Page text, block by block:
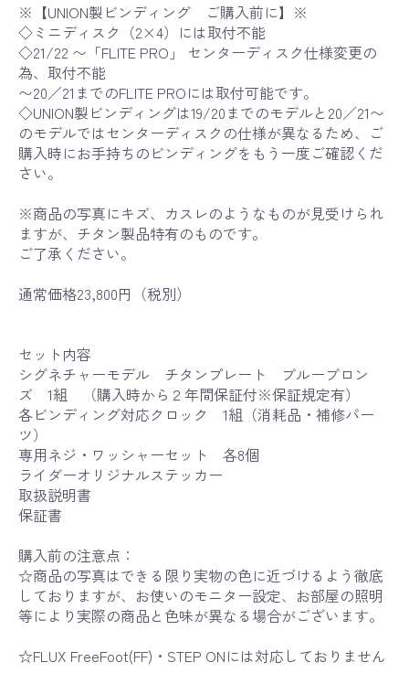
※【UNION製ビンディング ご購入前に】※
◇ミニディスク（2×4）には取付不能
◇21/22 〜「FLITE PRO」 センターディスク仕様変更の
為、取付不能
〜20／21までのFLITE PROには取付可能です。
◇UNION製ビンディングは19/20までのモデルと20／21〜
のモデルではセンターディスクの仕様が異なるため、ご
購入時にお手持ちのビンディングをもう一度ご確認くだ
さい。
※商品の写真にキズ、カスレのようなものが見受けられ
ますが、チタン製品特有のものです。
ご了承ください。
通常価格23,800円（税別）
セット内容
シグネチャーモデル チタンプレート ブルーブロン
ズ 1組 （購入時から２年間保証付※保証規定有）
各ビンディング対応クロック 1組（消耗品・補修パー
ツ）
専用ネジ・ワッシャーセット 各8個
ライダーオリジナルステッカー
取扱説明書
保証書
購入前の注意点：
☆商品の写真はできる限り実物の色に近づけるよう徹底
しておりますが、お使いのモニター設定、お部屋の照明
等により実際の商品と色味が異なる場合がございます。
☆FLUX FreeFoot(FF)・STEP ONには対応しておりません